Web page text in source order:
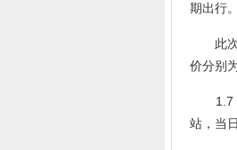
期出行。
此次
价分别
1.7 月
站，当